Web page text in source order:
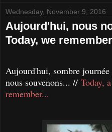
Wednesday, November 9, 2016
Aujourd'hui, nous
Today, we
Aujourd'hui, sombre
nous souvenons... // Today,
remember...